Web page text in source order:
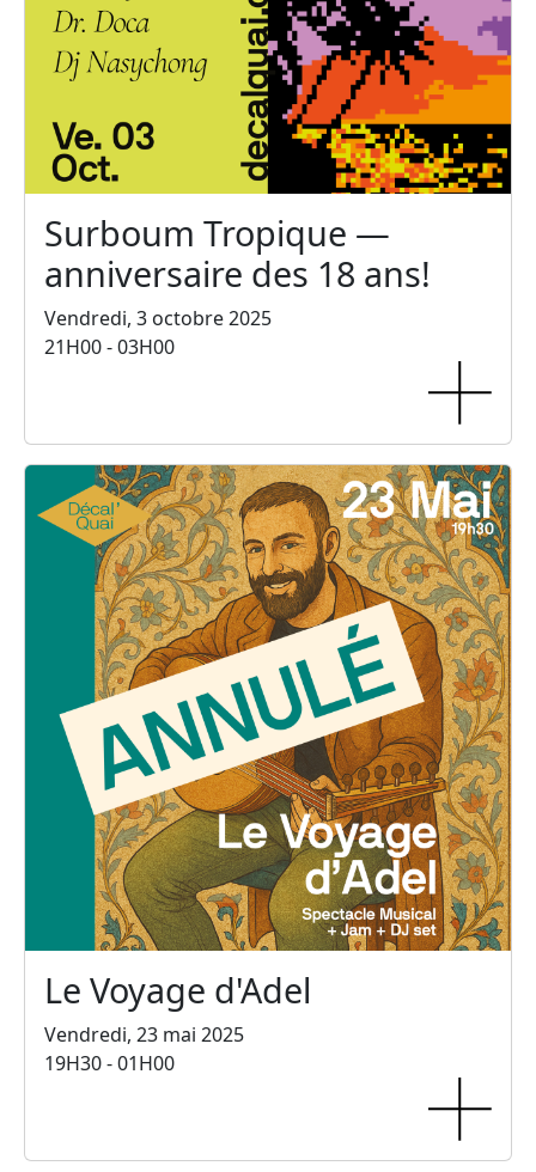
Surboum Tropique —
anniversaire des 18 ans!
Vendredi, 3 octobre 2025
21H00 - 03H00
Le Voyage d'Adel
Vendredi, 23 mai 2025
19H30 - 01H00